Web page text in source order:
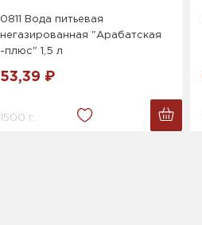
0811 Вода питьевая
негазированная "Арабатская
-плюс" 1,5 л
53,39 ₽
1500 г.